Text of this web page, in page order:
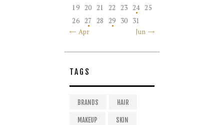
19
20 21 22 23 24 25
26
27 28 29 30
31
« Apr
Jun »
TAGS
BRANDS HAIR
MAKEUP SKIN